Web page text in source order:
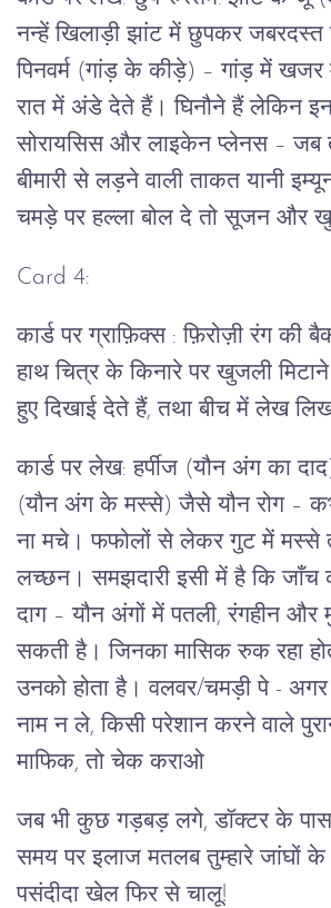
नन्हें खिलाड़ी झांट में छुपकर
पिनवर्म (गांड़ के कीड़े) – गांड़ में खजर
रात में अंडे देते हैं। घिनौने हैं लेकिन
सोरायसिस और लाइकेन प्लेनस – जब
बीमारी से लड़ने वाली ताकत यानी
चमड़े पर हल्ला बोल दे तो सूजन और
Card 4:
कार्ड पर ग्राफ़िक्स : फ़िरोज़ी रंग की
हाथ चित्र के किनारे पर खुजली
हुए दिखाई देते हैं, तथा बीच में लेख
कार्ड पर लेख: हर्पीज (यौन अंग का
(यौन अंग के मस्से) जैसे यौन रोग –
ना मचे। फफोलों से लेकर गुट में मस्से
लच्छन। समझदारी इसी में है कि जाँच
दाग – यौन अंगों में पतली, रंगहीन और
सकती है। जिनका मासिक रुक रहा
उनको होता है। वलवर/चमड़ी पे -
नाम न ले, किसी परेशान करने वाले
माफिक, तो चेक कराओ
जब भी कुछ गड़बड़ लगे, डॉक्टर के
समय पर इलाज मतलब तुम्हारे जांघों के
पसंदीदा खेल फिर से चालू!